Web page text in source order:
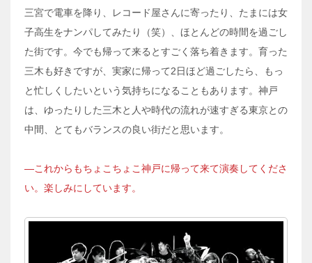
三宮で電車を降り、レコード屋さんに寄ったり、たまには女
子高生をナンパしてみたり（笑）、ほとんどの時間を過ごし
た街です。今でも帰って来るとすごく落ち着きます。育った
三木も好きですが、実家に帰って2日ほど過ごしたら、もっ
と忙しくしたいという気持ちになることもあります。神戸
は、ゆったりした三木と人や時代の流れが速すぎる東京との
中間、とてもバランスの良い街だと思います。
―これからもちょこちょこ神戸に帰って来て演奏してくださ
い。楽しみにしています。